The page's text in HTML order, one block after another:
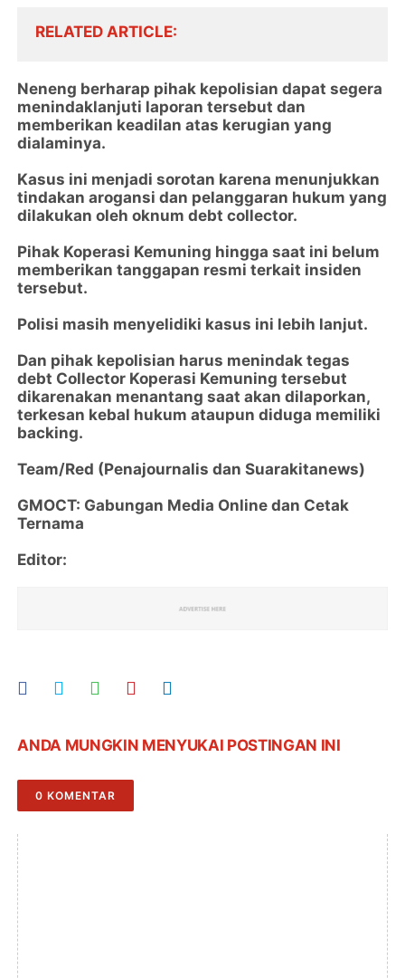
RELATED ARTICLE
Neneng berharap pihak kepolisian dapat segera
menindaklanjuti laporan tersebut dan
memberikan keadilan atas kerugian yang
dialaminya.
Kasus ini menjadi sorotan karena menunjukkan
tindakan arogansi dan pelanggaran hukum yang
dilakukan oleh oknum debt collector.
Pihak Koperasi Kemuning hingga saat ini belum
memberikan tanggapan resmi terkait insiden
tersebut.
Polisi masih menyelidiki kasus ini lebih lanjut.
Dan pihak kepolisian harus menindak tegas
debt Collector Koperasi Kemuning tersebut
dikarenakan menantang saat akan dilaporkan,
terkesan kebal hukum ataupun diduga memiliki
backing.
Team/Red (Penajournalis dan Suarakitanews)
GMOCT: Gabungan Media Online dan Cetak
Ternama
Editor:
ANDA MUNGKIN MENYUKAI POSTINGAN INI
0 KOMENTAR